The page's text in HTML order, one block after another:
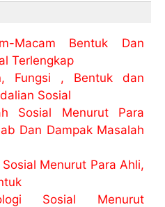
Macam Bentuk Dan
Terlengkap
Fungsi , Bentuk dan
Sosial
Sosial Menurut Para
Dan Dampak Masalah
Menurut Para Ahli,
Sosial Menurut